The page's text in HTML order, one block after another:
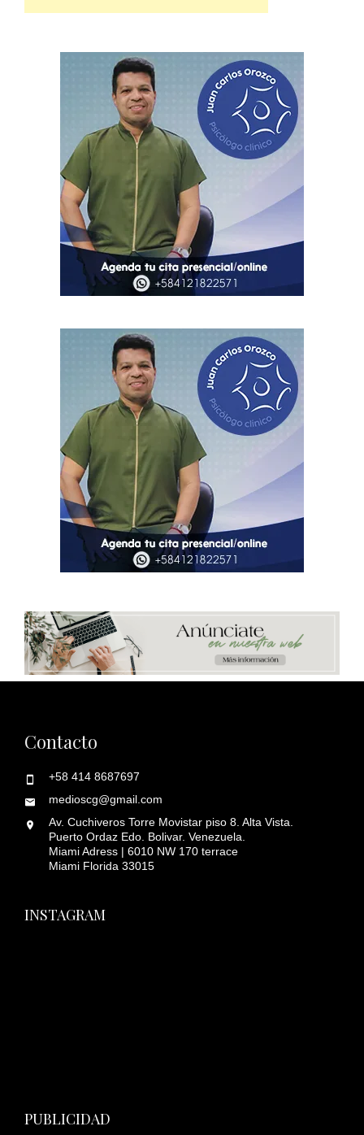
Contacto
+58 414 8687697
medioscg@gmail.com
Av. Cuchiveros Torre Movistar piso 8. Alta Vista.
Puerto Ordaz Edo. Bolivar. Venezuela.
Miami Adress | 6010 NW 170 terrace
Miami Florida 33015
INSTAGRAM
PUBLICIDAD